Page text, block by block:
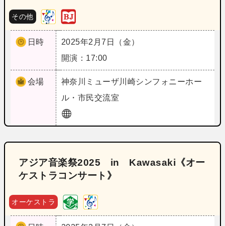
その他
日時
2025年2月7日（金）
開演：17:00
会場 神奈川
ミューザ川崎シンフォニーホー
ル・市民交流室
アジア音楽祭2025 in Kawasaki《オー
ケストラコンサート》
オーケストラ